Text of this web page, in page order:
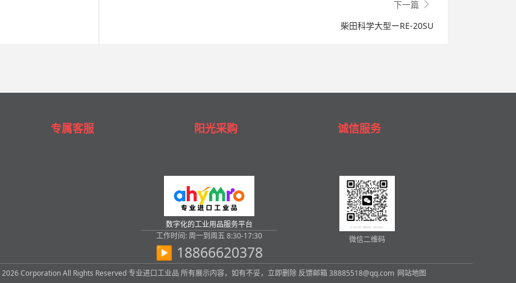
下一篇
柴田科学大型ーRE-20SU
专属客服 阳光采购 诚信服务
数字化的工业用品服务平台
工作时间: 周一到周五 8:30-17:30
▶ 18866620378
微信二维码
Corporation All Rights Reserved 专业进口工业品 所有展示内容，如有不妥，立即删除 反馈邮箱 38885518@qq.com 网站地图